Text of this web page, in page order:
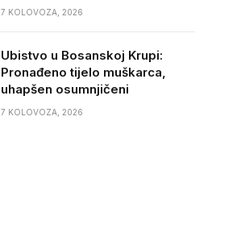
7 KOLOVOZA, 2026
Ubistvo u Bosanskoj Krupi:
Pronađeno tijelo muškarca,
uhapšen osumnjičeni
7 KOLOVOZA, 2026